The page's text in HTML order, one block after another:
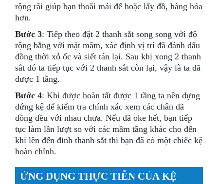
rộng rãi giúp bạn thoãi mái để hoặc lấy đồ, hàng hóa
hơn.
Bước 3: Tiếp theo đặt 2 thanh sắt song song với độ
rộng bằng với mặt mâm, xác định vị trí đã đánh dấu
đồng thời xỏ ốc và siết tán lại. Sau khi xong 2 thanh
sắt đó ta tiếp tục với 2 thanh sắt còn lại, vậy là ta đã
được 1 tầng.
Bước 4: Khi được hoàn tất được 1 tầng ta nên dựng
đứng kệ để kiểm tra chính xác xem các chân đã
đồng đều với nhau chưa. Nếu đã oke hết, bạn tiếp
tục làm lần lượt so với các mầm tầng khác cho đến
khi lên đến đỉnh thanh sắt thì bạn đã có một chiếc kệ
hoàn chỉnh.
ỨNG DỤNG THỰC TIỄN CỦA KỆ